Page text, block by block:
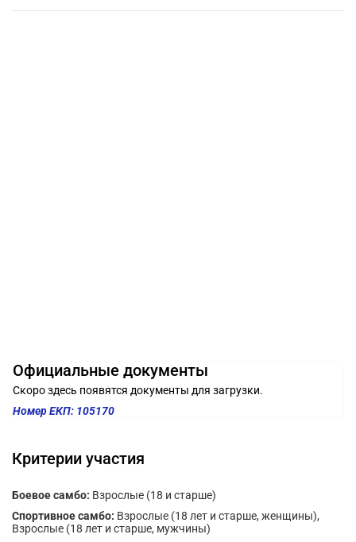
Официальные документы
Скоро здесь появятся документы для загрузки.
Номер ЕКП: 105170
Критерии участия
Боевое самбо: Взрослые (18 и старше)
Спортивное самбо: Взрослые (18 лет и старше, женщины),
Взрослые (18 лет и старше, мужчины)